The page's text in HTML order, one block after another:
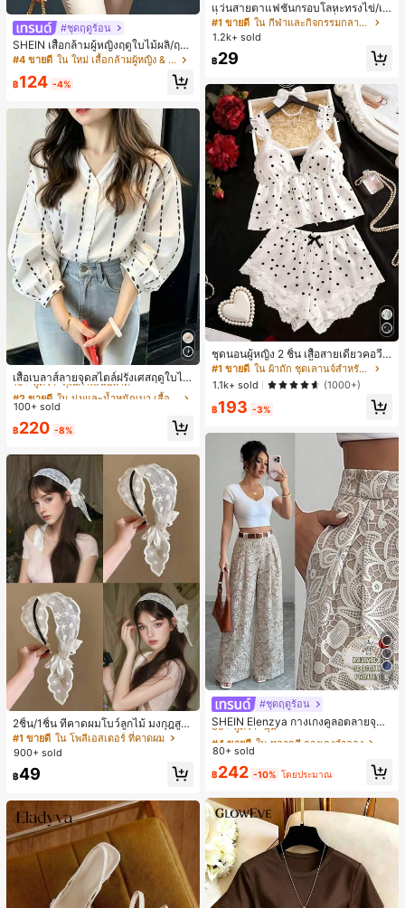
#ชุดฤดูร้อน
SHEIN เสื้อกล้ามผู้หญิงฤดูใบไม้ผลิ/ฤดูร้
อน ใหม่ สไตล์มินิมอลลำลองหรูหรา สีบ
ล็อก ลายจุด คอวี แพตช์เวิร์ก ชายระบา
ย แขนกุด ทรงเข้ารูป อเนกประสงค์, เสื้อ
หญิง, เสื้อเที่ยวพักผ่อนผู้หญิง
#4 ขายดี ใน ใหม่ เสื้อกล้ามผู้หญิง & Camis
฿124 -4%
เสื้อเบลาส์ลายจุดสไตล์ฝรั่งเศสฤดูใบไม้
ร่วง, ทรงเข้ารูป, แขนยาวคอวี, สไตล์ให
ม่ฤดูใบไม้ผลิ, ป้องกันแสงแดด, ใส่ไป
#2 ขายดี
ใน นุ่มและน้ำหนักเบา เสื้อสตรี เสื้อเบลาส์ & Tee
10+ พูดว่า "คุณภาพเนื้อผ้าดี"
#2 ขายดี
10+ พูดว่า "คุณภาพเนื้อผ้าดี"
#2 ขายดี
10+ พูดว่า "คุณภาพเนื้อผ้าดี"
#2 ขายดี
ใน นุ่มและน้ำหนักเบา เสื้อสตรี เสื้อเบลาส์ & Tee
100+ sold
฿220 -8%
2ชิ้น/1ชิ้น ที่คาดผมโบว์ลูกไม้ มงกุฎสูง
แถบกว้าง สีดำ สีขาว สำหรับใส่ประจำ
วัน กิ๊บติดผม ยางรัดผม (ลายปักดอกไม้
#1 ขายดี ใน โพลีเอสเตอร์ ที่คาดผม
900+ sold
฿49
แว่นสายตาแฟชั่นกรอบโลหะทรงไข่/เห
ลี่ยมสำหรับผู้หญิง (กรอบครึ่ง), เหมาะ
สำหรับใส่ในชีวิตประจำวันและกิจกรรม
#1 ขายดี
ใน กีฬาและกิจกรรมกลางแจ้ง
1.2k+ sold
฿29
ชุดนอนผู้หญิง 2 ชิ้น เสื้อสายเดี่ยวคอวีลู
กไม้ พร้อมกางเกงขาสั้นแต่งลูกไม้ แต่ง
โบว์ที่เอว ชุดลำลองผู้หญิงนุ่มสบายน่ารั
ก สไตล์เอสเธติก
#1 ขายดี
ใน ผ้าถัก ชุดเลานจ์สำหรับผู้หญิง
1.1k+ sold
(1000+)
฿193 -3%
5
#ชุดฤดูร้อน
SHEIN Elenzya กางเกงคูลอตลายจุดเ
อวสูงแบบใหม่สำหรับฤดูใบไม้ผลิ/ฤดูร้อ
น, สไตล์หรูหราเหมาะสำหรับใส่ในชีวิต
ประจำวันและทำงาน, ให้ความรู้สึกวินเ
ทจสำหรับฤดูรับปริญญา, เทศกาลดนตร
ี, การแข่งม้าดาร์บี้, วันประกาศอิสรภาพ
#4 ขายดี
ใน หลากสี กางเกงลำลอง
30+ พูดว่า "นุ่ม"
#4 ขายดี ใน หลากสี กางเกงลำลอง
30+ พูดว่า "นุ่ม"
#4 ขายดี ใน หลากสี กางเกงลำลอง
30+ พูดว่า "นุ่ม"
#4 ขายดี
ใน หลากสี กางเกงลำลอง
80+ sold
฿242 -10% โดยประมาณ